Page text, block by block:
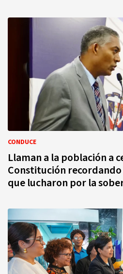
CONDUCE
Llaman a la población a
Constitución
que lucharon por la